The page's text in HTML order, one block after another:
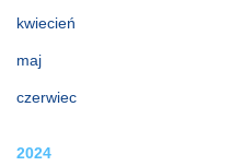
kwiecień
maj
czerwiec
2024